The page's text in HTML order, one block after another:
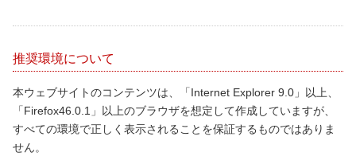
推奨環境について
本ウェブサイトのコンテンツは、「Internet Explorer 9.0」以上、
「Firefox46.0.1」以上のブラウザを想定して作成していますが、
すべての環境で正しく表示されることを保証するものではありま
せん。